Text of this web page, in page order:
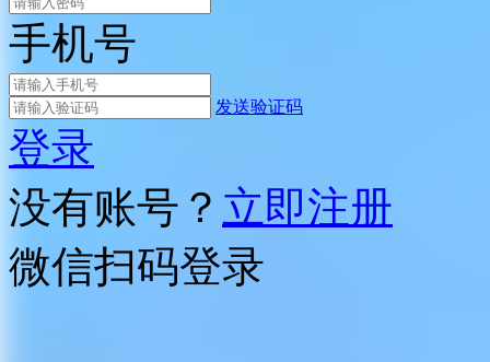
手机号
发送验证码
登录
没有账号？ 立即注册
微信扫码登录